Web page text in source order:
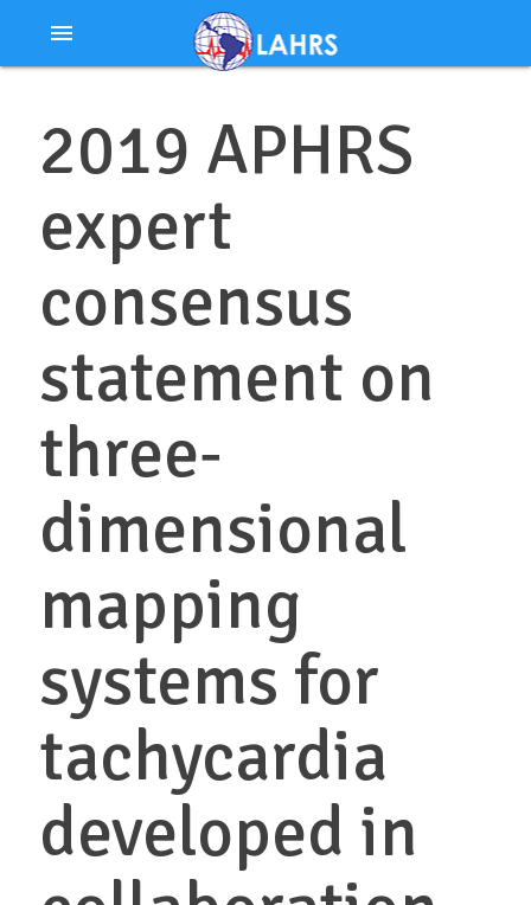
menu
2019 APHRS
expert
consensus
statement on
three‐
dimensional
mapping
systems for
tachycardia
developed in